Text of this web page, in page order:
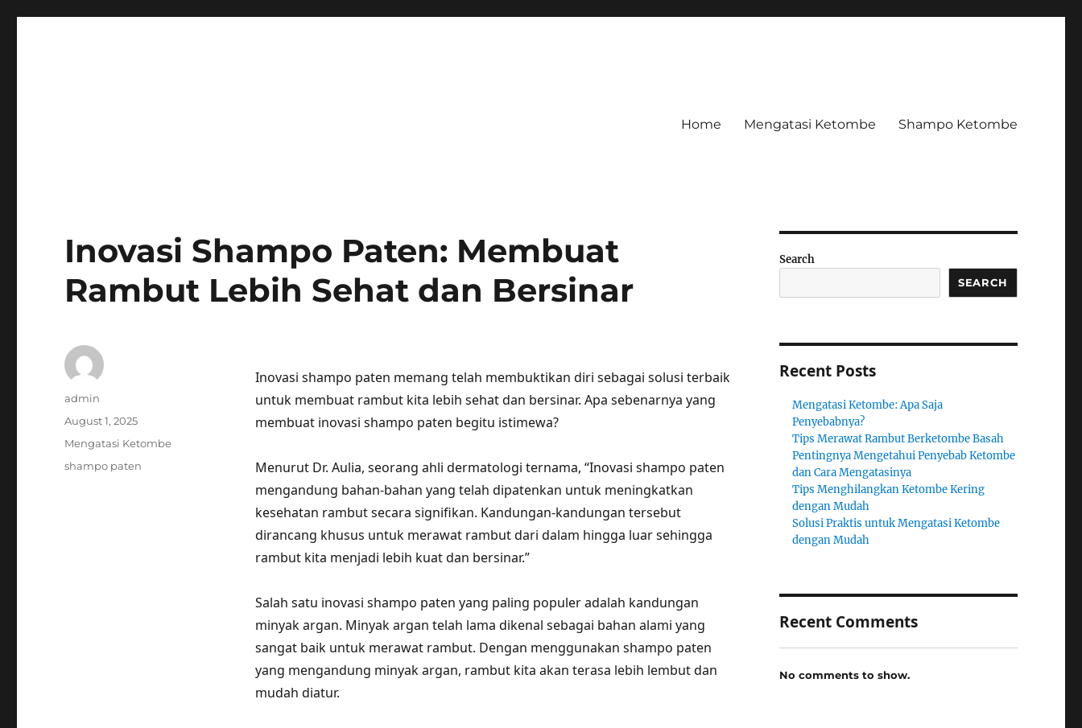
Home Mengatasi Ketombe Shampo Ketombe
Inovasi Shampo Paten: Membuat
Rambut Lebih Sehat dan Bersinar
Inovasi shampo paten memang telah membuktikan diri sebagai solusi terbaik
untuk membuat rambut kita lebih sehat dan bersinar. Apa sebenarnya yang
membuat inovasi shampo paten begitu istimewa?
Menurut Dr. Aulia, seorang ahli dermatologi ternama, “Inovasi shampo paten
mengandung bahan-bahan yang telah dipatenkan untuk meningkatkan
kesehatan rambut secara signifikan. Kandungan-kandungan tersebut
dirancang khusus untuk merawat rambut dari dalam hingga luar sehingga
rambut kita menjadi lebih kuat dan bersinar.”
Salah satu inovasi shampo paten yang paling populer adalah kandungan
minyak argan. Minyak argan telah lama dikenal sebagai bahan alami yang
sangat baik untuk merawat rambut. Dengan menggunakan shampo paten
yang mengandung minyak argan, rambut kita akan terasa lebih lembut dan
mudah diatur.
Author
admin
Posted
August 1, 2025
Categories
Mengatasi Ketombe
Tags
shampo paten
Search
SEARCH
Recent Posts
Mengatasi Ketombe: Apa Saja
Penyebabnya?
Tips Merawat Rambut Berketombe Basah
Pentingnya Mengetahui Penyebab Ketombe
dan Cara Mengatasinya
Tips Menghilangkan Ketombe Kering
dengan Mudah
Solusi Praktis untuk Mengatasi Ketombe
dengan Mudah
Recent Comments
No comments to show.